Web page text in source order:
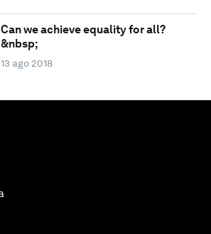
Can we achieve equality for all?
&nbsp;
13 ago 2018